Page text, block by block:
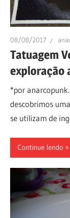
08/08/2017
Tatuagem
exploração
*por
descobrimos
se utilizam de
Continue lendo